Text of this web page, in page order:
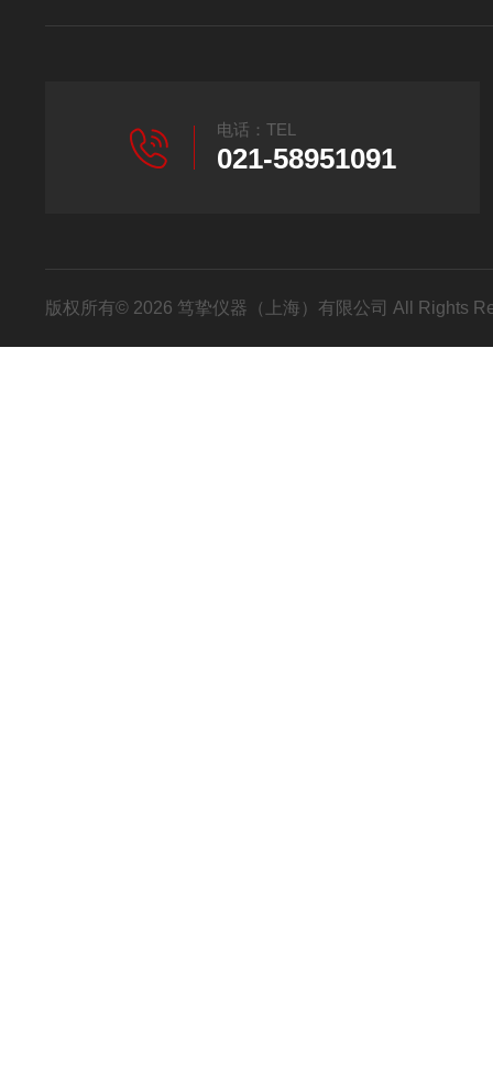
电话：TEL
021-58951091
版权所有© 2026 笃挚仪器（上海）有限公司 All Rights